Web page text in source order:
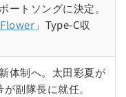
ートソングに決定。
」Type-C収
体制へ。太田彩夏が
副隊長に就任。